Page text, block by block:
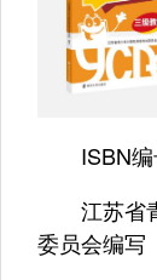
ISBN
江苏省
委员会编写